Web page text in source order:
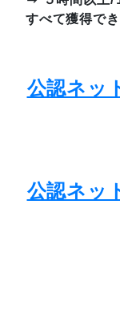
すべて獲得でき
公認ネッ
公認ネッ